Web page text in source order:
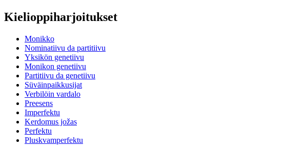
Kielioppiharjoitukset
Monikko
Nominatiivu da partitiivu
Yksikön genetiivu
Monikon genetiivu
Partitiivu da genetiivu
Süväinpaikkusijat
Verbilöin vardalo
Preesens
Imperfektu
Kerdomus jožas
Perfektu
Pluskvamperfektu